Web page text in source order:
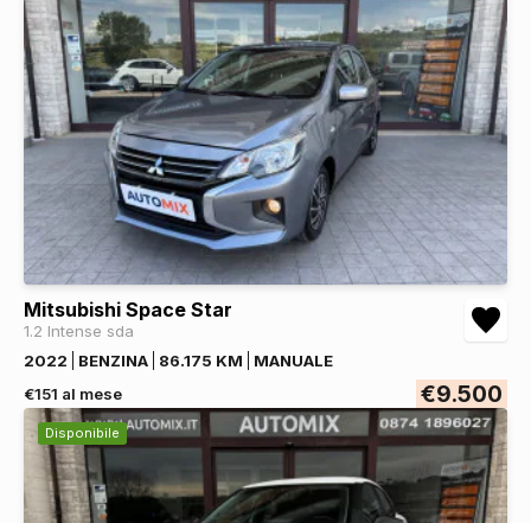
Mitsubishi Space Star
1.2 Intense sda
2022
BENZINA 86.175 KM
MANUALE
€151 al mese
€9.500
Disponibile